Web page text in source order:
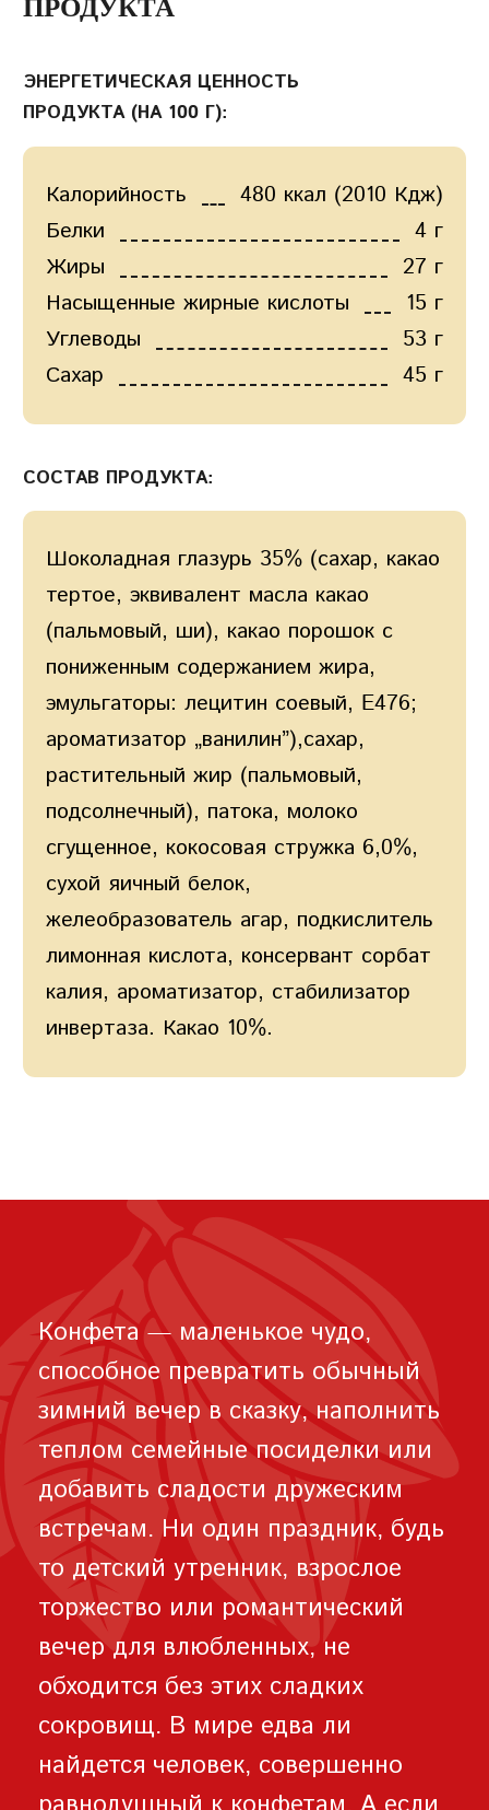
ПРОДУКТА
ЭНЕРГЕТИЧЕСКАЯ ЦЕННОСТЬ
ПРОДУКТА (НА 100 Г):
Калорийность
480 ккал (2010 Кдж)
Белки
4 г
Жиры
27 г
Насыщенные жирные кислоты
15 г
Углеводы
53 г
Сахар
45 г
СОСТАВ ПРОДУКТА:
Шоколадная глазурь 35% (сахар, какао
тертое, эквивалент масла какао
(пальмовый, ши), какао порошок с
пониженным содержанием жира,
эмульгаторы: лецитин соевый, E476;
ароматизатор „ванилин”),сахар,
растительный жир (пальмовый,
подсолнечный), патока, молоко
сгущенное, кокосовая стружка 6,0%,
сухой яичный белок,
желеобразователь агар, подкислитель
лимонная кислота, консервант сорбат
калия, ароматизатор, стабилизатор
инвертаза. Какао 10%.
Конфета — маленькое чудо,
способное превратить обычный
зимний вечер в сказку, наполнить
теплом семейные посиделки или
добавить сладости дружеским
встречам. Ни один праздник, будь
то детский утренник, взрослое
торжество или романтический
вечер для влюбленных, не
обходится без этих сладких
сокровищ. В мире едва ли
найдется человек, совершенно